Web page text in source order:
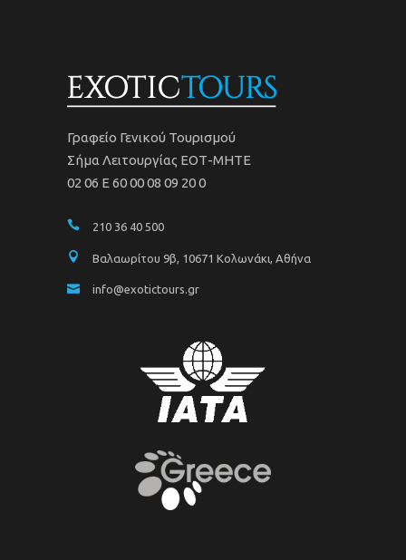
Γραφείο Γενικού Τουρισμού
Σήμα Λειτουργίας ΕΟΤ-ΜΗΤΕ
02 06 Ε 60 00 08 09 20 0
210 36 40 500
Βαλαωρίτου 9β, 10671 Κολωνάκι, Αθήνα
info@exotictours.gr